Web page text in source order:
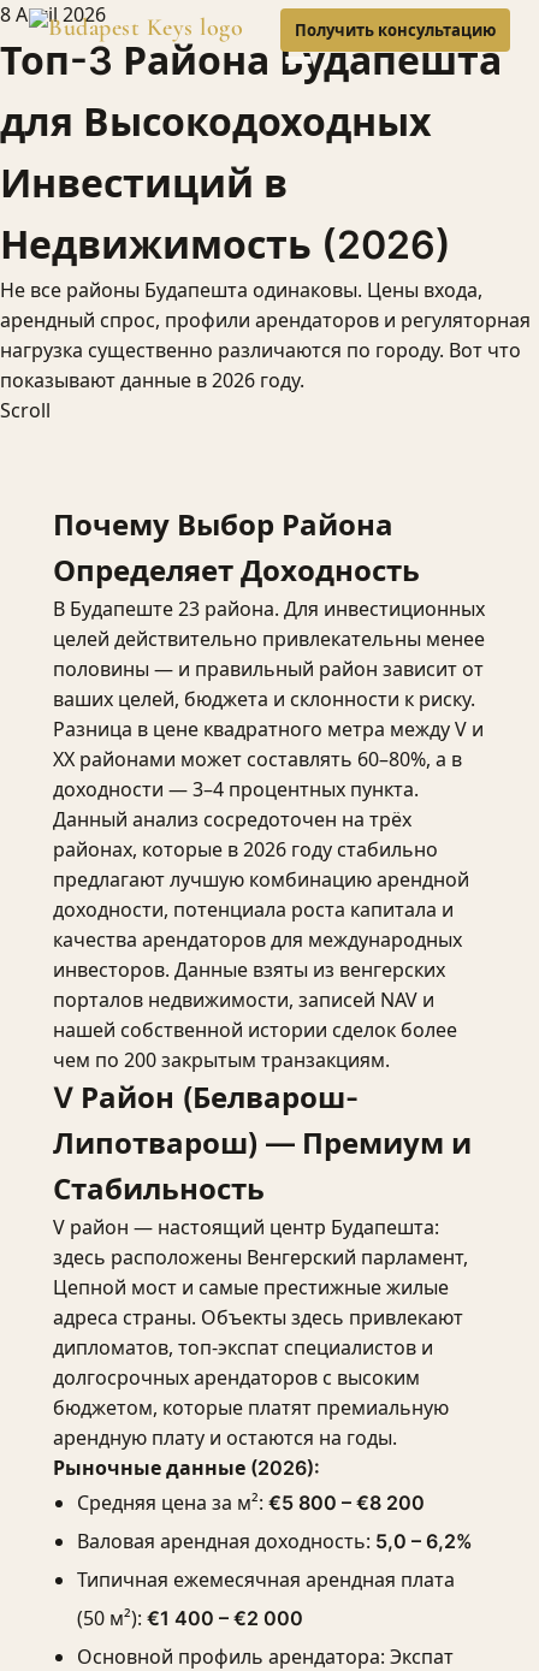
Получить консультацию
8 April 2026
Топ-3 Района Будапешта
для Высокодоходных
Инвестиций в
Недвижимость (2026)
Не все районы Будапешта одинаковы. Цены входа,
арендный спрос, профили арендаторов и регуляторная
нагрузка существенно различаются по городу. Вот что
показывают данные в 2026 году.
Scroll
Почему Выбор Района
Определяет Доходность
В Будапеште 23 района. Для инвестиционных
целей действительно привлекательны менее
половины — и правильный район зависит от
ваших целей, бюджета и склонности к риску.
Разница в цене квадратного метра между V и
XX районами может составлять 60–80%, а в
доходности — 3–4 процентных пункта.
Данный анализ сосредоточен на трёх
районах, которые в 2026 году стабильно
предлагают лучшую комбинацию арендной
доходности, потенциала роста капитала и
качества арендаторов для международных
инвесторов. Данные взяты из венгерских
порталов недвижимости, записей NAV и
нашей собственной истории сделок более
чем по 200 закрытым транзакциям.
V Район (Белварош-
Липотварош) — Премиум и
Стабильность
V район — настоящий центр Будапешта:
здесь расположены Венгерский парламент,
Цепной мост и самые престижные жилые
адреса страны. Объекты здесь привлекают
дипломатов, топ-экспат специалистов и
долгосрочных арендаторов с высоким
бюджетом, которые платят премиальную
арендную плату и остаются на годы.
Рыночные данные (2026):
Средняя цена за м²: €5 800 – €8 200
Валовая арендная доходность: 5,0 – 6,2%
Типичная ежемесячная арендная плата
(50 м²): €1 400 – €2 000
Основной профиль арендатора: Экспат